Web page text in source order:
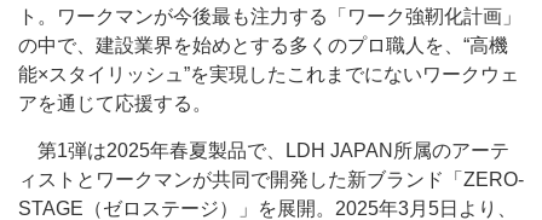
ト。ワークマンが今後最も注力する「ワーク強靭化計画」
の中で、建設業界を始めとする多くのプロ職人を、“高機
能×スタイリッシュ”を実現したこれまでにないワークウェ
アを通じて応援する。
第1弾は2025年春夏製品で、LDH JAPAN所属のアーテ
ィストとワークマンが共同で開発した新ブランド「ZERO-
STAGE（ゼロステージ）」を展開。2025年3月5日より、